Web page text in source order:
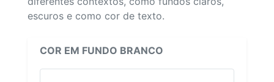
escuros e como cor de texto.
COR EM FUNDO BRANCO